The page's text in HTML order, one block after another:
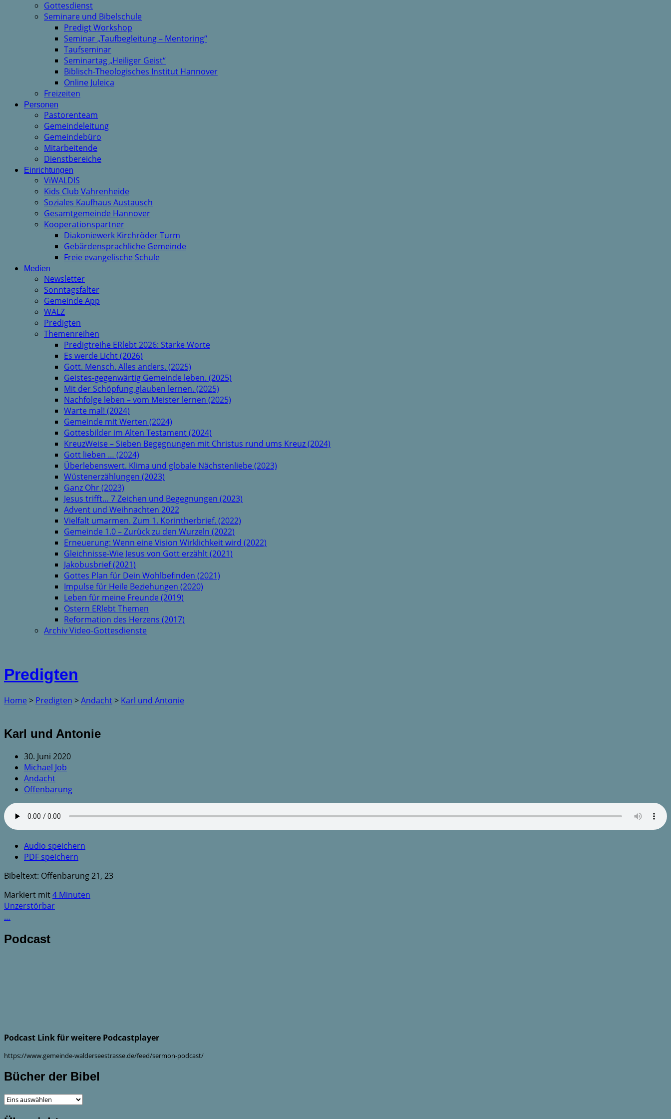
Gottesdienst
Seminare und Bibelschule
Predigt Workshop
Seminar „Taufbegleitung – Mentoring“
Taufseminar
Seminartag „Heiliger Geist“
Biblisch-Theologisches Institut Hannover
Online Juleica
Freizeiten
Personen
Pastorenteam
Gemeindeleitung
Gemeindebüro
Mitarbeitende
Dienstbereiche
Einrichtungen
ViWALDIS
Kids Club Vahrenheide
Soziales Kaufhaus Austausch
Gesamtgemeinde Hannover
Kooperationspartner
Diakoniewerk Kirchröder Turm
Gebärdensprachliche Gemeinde
Freie evangelische Schule
Medien
Newsletter
Sonntagsfalter
Gemeinde App
WALZ
Predigten
Themenreihen
Predigtreihe ERlebt 2026: Starke Worte
Es werde Licht (2026)
Gott. Mensch. Alles anders. (2025)
Geistes-gegenwärtig Gemeinde leben. (2025)
Mit der Schöpfung glauben lernen. (2025)
Nachfolge leben – vom Meister lernen (2025)
Warte mal! (2024)
Gemeinde mit Werten (2024)
Gottesbilder im Alten Testament (2024)
KreuzWeise – Sieben Begegnungen mit Christus rund ums Kreuz (2024)
Gott lieben … (2024)
Überlebenswert. Klima und globale Nächstenliebe (2023)
Wüstenerzählungen (2023)
Ganz Ohr (2023)
Jesus trifft… 7 Zeichen und Begegnungen (2023)
Advent und Weihnachten 2022
Vielfalt umarmen. Zum 1. Korintherbrief. (2022)
Gemeinde 1.0 – Zurück zu den Wurzeln (2022)
Erneuerung: Wenn eine Vision Wirklichkeit wird (2022)
Gleichnisse-Wie Jesus von Gott erzählt (2021)
Jakobusbrief (2021)
Gottes Plan für Dein Wohlbefinden (2021)
Impulse für Heile Beziehungen (2020)
Leben für meine Freunde (2019)
Ostern ERlebt Themen
Reformation des Herzens (2017)
Archiv Video-Gottesdienste
Predigten
Home > Predigten >Andacht> Karl und Antonie
Karl und Antonie
30. Juni 2020
Michael Job
Andacht
Offenbarung
Audio speichern
PDF speichern
Bibeltext: Offenbarung 21, 23
Markiert mit4 Minuten
Unzerstörbar
…
Podcast
Podcast Link für weitere Podcastplayer
https://www.gemeinde-walderseestrasse.de/feed/sermon-podcast/
Bücher der Bibel